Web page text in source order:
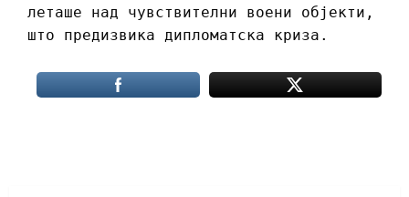
леташе над чувствителни воени објекти,
што предизвика дипломатска криза.